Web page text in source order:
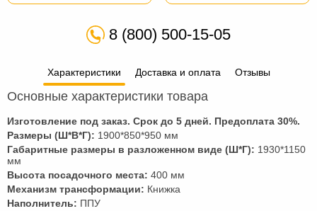
8 (800) 500-15-05
Характеристики Доставка и оплата Отзывы
Основные характеристики товара
Изготовление под заказ. Срок до 5 дней. Предоплата 30%.
Размеры (Ш*В*Г): 1900*850*950 мм
Габаритные размеры в разложенном виде (Ш*Г): 1930*1150
мм
Высота посадочного места: 400 мм
Механизм трансформации: Книжка
Наполнитель: ППУ